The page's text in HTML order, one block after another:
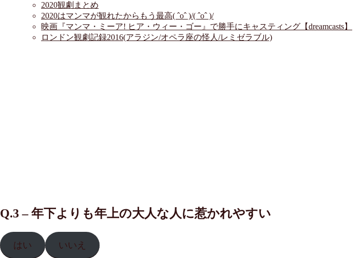
2020観劇まとめ
2020はマンマが観れたからもう最高( ˆoˆ )/( ˆoˆ )/
映画『マンマ・ミーア! ヒア・ウィー・ゴー』で勝手にキャスティング【dreamcasts】
ロンドン観劇記録2016(アラジン/オペラ座の怪人/レミゼラブル)
Q.3 – 年下よりも年上の大人な人に惹かれやすい
はい いいえ